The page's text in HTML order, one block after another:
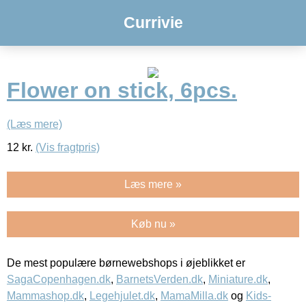
Currivie
Flower on stick, 6pcs.
(Læs mere)
12 kr. (Vis fragtpris)
Læs mere »
Køb nu »
De mest populære børnewebshops i øjeblikket er
SagaCopenhagen.dk, BarnetsVerden.dk, Miniature.dk,
Mammashop.dk, Legehjulet.dk, MamaMilla.dk og Kids-